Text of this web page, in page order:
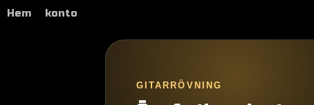
Hem konto
GITARRÖVNING